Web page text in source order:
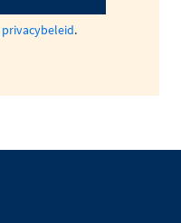
privacybeleid.